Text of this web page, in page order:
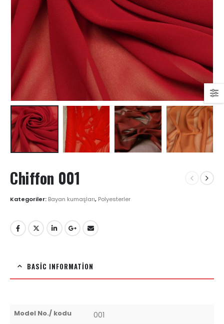
Chiffon 001
Kategoriler: Bayan kumaşları, Polyesterler
BASIC INFORMATION
Model No./ kodu 001